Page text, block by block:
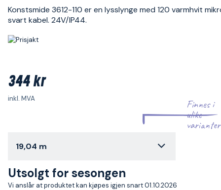
Konstsmide 3612-110 er en lysslynge med 120 varmhvit
svart kabel. 24V/IP44.
344 kr
inkl. MVA
Finnes i
ulike
varianter
19,04 m
Utsolgt for sesongen
Vi anslår at produktet kan kjøpes igjen snart 01.10.2026